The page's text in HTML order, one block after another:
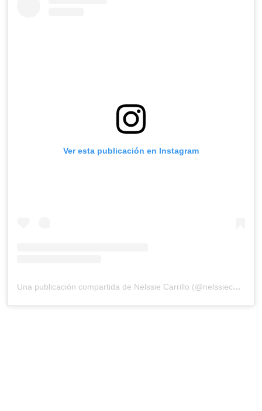
Ver esta publicación en Instagram
Una publicación compartida de Nelssie Carrillo (@nelssiecarrillo)